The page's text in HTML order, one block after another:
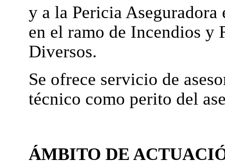
y a la Pericia Aseguradora
en el ramo de Incendios y
Diversos.
Se ofrece servicio de
técnico como perito del
ÁMBITO DE